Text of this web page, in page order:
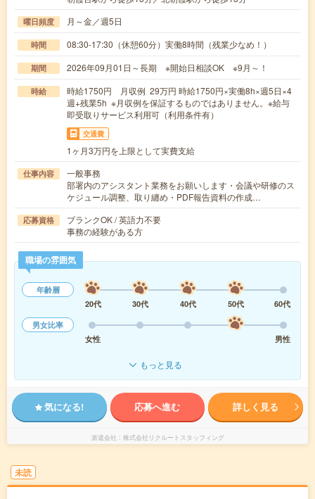
曜日頻度 月～金／週5日
時間 08:30-17:30（休憩60分）実働8時間（残業少なめ！）
期間 2026年09月01日～長期 ※開始日相談OK ※9月～！
時給
時給1750円 月収例 29万円 時給1750円×実働8h×週5日×4
週+残業5h ※月収例を保証するものではありません。※給与
即受取りサービス利用可（利用条件有）
交通費
1ヶ月3万円を上限として実費支給
仕事内容
一般事務
部署内のアシスタント業務をお願いします・会議や研修のス
ケジュール調整、取り纏め・PDF報告資料の作成…
応募資格
ブランクOK / 英語力不要
事務の経験がある方
職場の雰囲気
年齢層
20代
30代 40代 50代
60代
男女比率
女性
男性
もっと見る
気になる! 応募へ進む 詳しく見る
派遣会社 株式会社リクルートスタッフィング
未読